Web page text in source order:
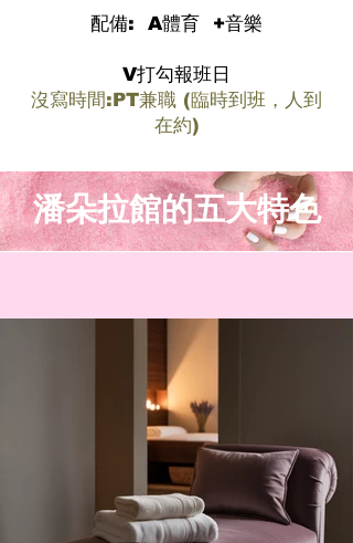
配備: A體育 +音樂
V打勾報班日
沒寫時間:PT兼職 (臨時到班，人到
在約)
潘朵拉館的五大特色